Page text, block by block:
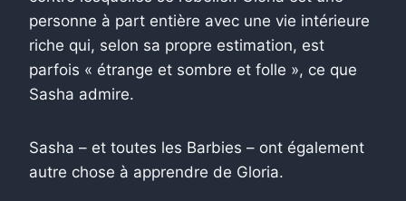
personne à part entière avec une vie intérieure
riche qui, selon sa propre estimation, est
parfois « étrange et sombre et folle », ce que
Sasha admire.
Sasha – et toutes les Barbies – ont également
autre chose à apprendre de Gloria.